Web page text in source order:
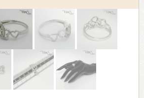
> プライバシーポリシー
> お問い合わせ